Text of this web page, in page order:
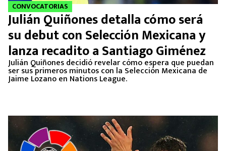
CONVOCATORIAS
Julián Quiñones detalla cómo será
su debut con Selección Mexicana y
lanza recadito a Santiago Giménez
Julián Quiñones decidió revelar cómo espera que puedan
ser sus primeros minutos con la Selección Mexicana de
Jaime Lozano en Nations League.